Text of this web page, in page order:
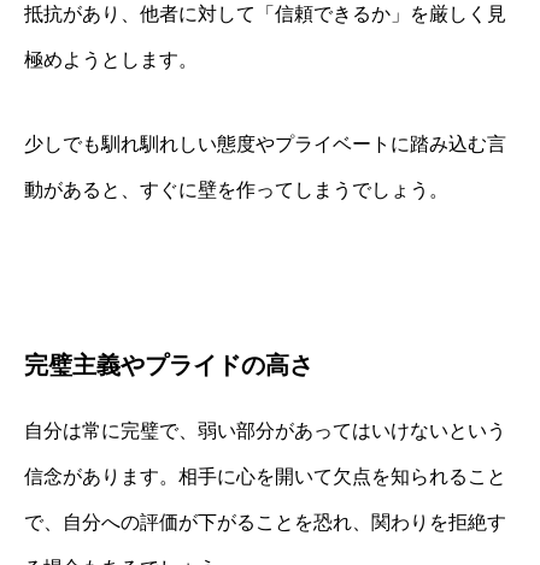
抵抗があり、他者に対して「信頼できるか」を厳しく見
極めようとします。
少しでも馴れ馴れしい態度やプライベートに踏み込む言
動があると、すぐに壁を作ってしまうでしょう。
完璧主義やプライドの高さ
自分は常に完璧で、弱い部分があってはいけないという
信念があります。相手に心を開いて欠点を知られること
で、自分への評価が下がることを恐れ、関わりを拒絶す